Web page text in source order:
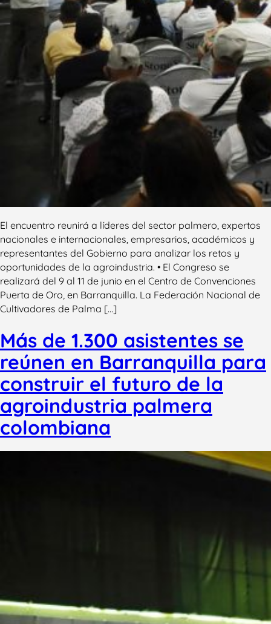
El encuentro reunirá a líderes del sector palmero, expertos
nacionales e internacionales, empresarios, académicos y
representantes del Gobierno para analizar los retos y
oportunidades de la agroindustria. • El Congreso se
realizará del 9 al 11 de junio en el Centro de Convenciones
Puerta de Oro, en Barranquilla. La Federación Nacional de
Cultivadores de Palma […]
Más de 1.300 asistentes se
reúnen en Barranquilla para
construir el futuro de la
agroindustria palmera
colombiana